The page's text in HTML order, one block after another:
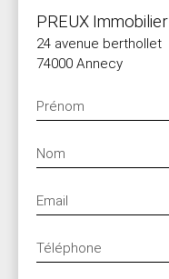
PREUX Immobilier
24 avenue berthollet
74000 Annecy
Prénom
Nom
Email
Téléphone